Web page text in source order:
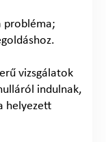
probléma;
vizsgálatok
indulnak,
helyezett